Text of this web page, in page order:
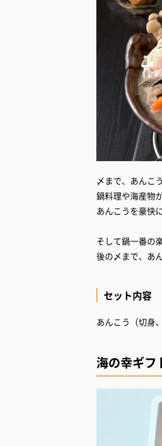
〆まで、あんこ
鍋料理や海産物
あんこうを豪快
そして鍋一番の
後の〆まで、あ
セット内容
あんこう（切身
海の幸ギフ